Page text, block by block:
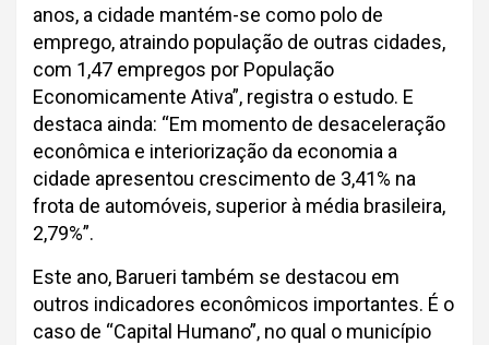
anos, a cidade mantém-se como polo de
emprego, atraindo população de outras cidades,
com 1,47 empregos por População
Economicamente Ativa”, registra o estudo. E
destaca ainda: “Em momento de desaceleração
econômica e interiorização da economia a
cidade apresentou crescimento de 3,41% na
frota de automóveis, superior à média brasileira,
2,79%”.
Este ano, Barueri também se destacou em
outros indicadores econômicos importantes. É o
caso de “Capital Humano”, no qual o município